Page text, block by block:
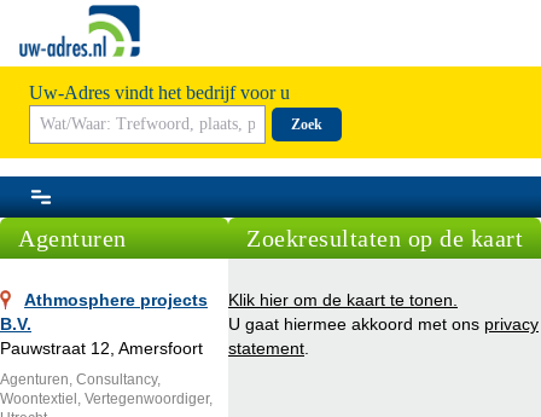
Uw-Adres vindt het bedrijf voor u
Zoek
Agenturen
Athmosphere projects
B.V.
Pauwstraat 12, Amersfoort
Agenturen, Consultancy,
Woontextiel, Vertegenwoordiger,
Zoekresultaten op de kaart
Klik hier om de kaart te tonen.
U gaat hiermee akkoord met ons privacy
statement